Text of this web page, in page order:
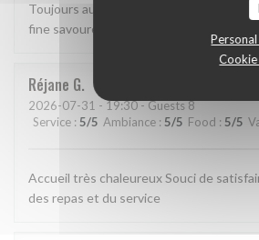
Toujours aussi bien. Accueil parfait,
fine savoureuse et raffinée.
Réjane G
2026-07-31 - 19:30 - Guests 8
Service : 5/5 Ambiance : 5/5 Food : 5/5
Accueil très chaleureux Souci de
des repas et du service